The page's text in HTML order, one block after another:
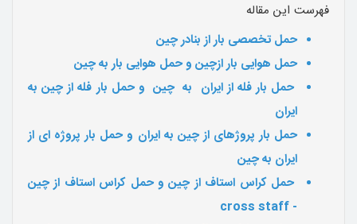
فهرست این مقاله
حمل تخصصی بار از بنادر چین
حمل هوایی بار ازچین و حمل هوایی بار به چین
حمل بار فله از ایران به چین و حمل بار فله از چین به
ایران
حمل بار پروژهای از چین به ایران و حمل بار پروژه ای از
ایران به چین
حمل کراس استاف از چین و حمل کراس استاف از چین
-
cross staff